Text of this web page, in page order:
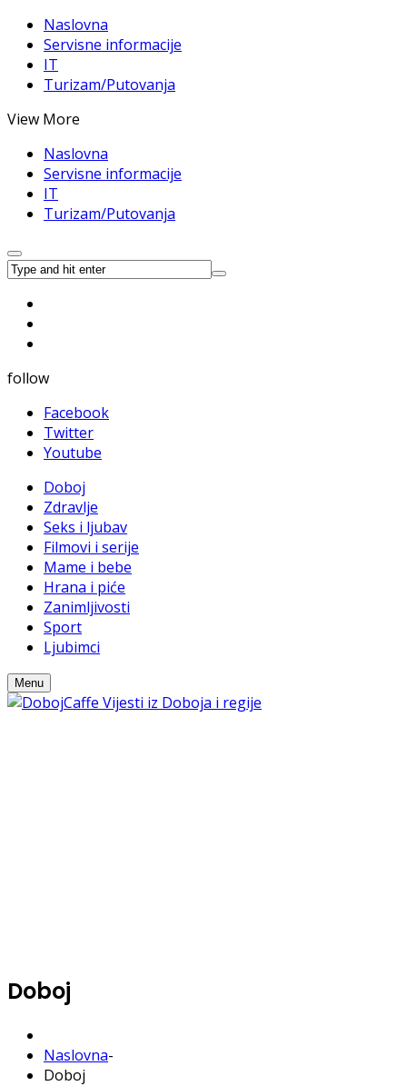
Naslovna
Servisne informacije
IT
Turizam/Putovanja
View More
Naslovna
Servisne informacije
IT
Turizam/Putovanja
follow
Facebook
Twitter
Youtube
Doboj
Zdravlje
Seks i ljubav
Filmovi i serije
Mame i bebe
Hrana i piće
Zanimljivosti
Sport
Ljubimci
Menu
Doboj
Naslovna-
Doboj